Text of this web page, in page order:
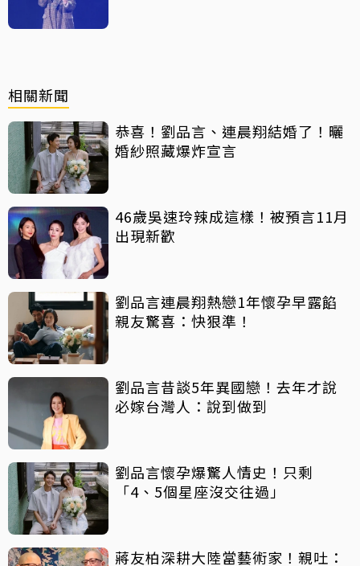
相關新聞
恭喜！劉品言、連晨翔結婚了！曬
婚紗照藏爆炸宣言
46歲吳速玲辣成這樣！被預言11月
出現新歡
劉品言連晨翔熱戀1年懷孕早露餡
親友驚喜：快狠準！
劉品言昔談5年異國戀！去年才說
必嫁台灣人：說到做到
劉品言懷孕爆驚人情史！只剩
「4、5個星座沒交往過」
蔣友柏深耕大陸當藝術家！親吐：